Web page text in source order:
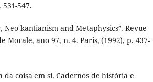
547.
Neo-kantianism and Metaphysics”. Revue
Morale, ano 97, n. 4. Paris, (1992), p. 437-
da coisa em si. Cadernos de história e